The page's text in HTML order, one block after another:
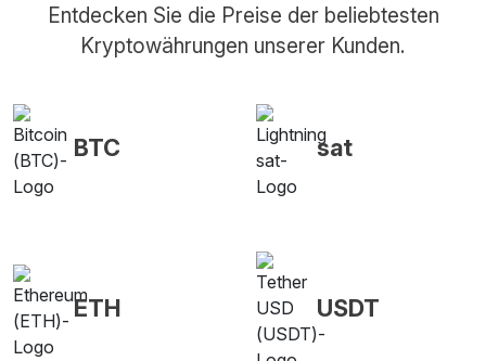
Entdecken Sie die Preise der beliebtesten
Kryptowährungen unserer Kunden.
BTC sat
ETH USDT